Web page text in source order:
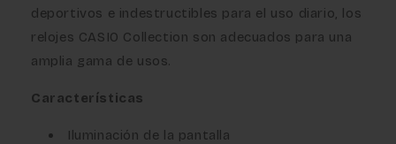
deportivos e indestructibles para el uso diario, los
relojes CASIO Collection son adecuados para una
amplia gama de usos.
Características
Iluminación de la pantalla